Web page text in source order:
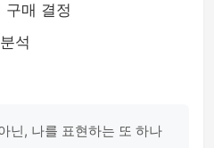
구매 결정
석
닌, 나를 표현하는 또 하나